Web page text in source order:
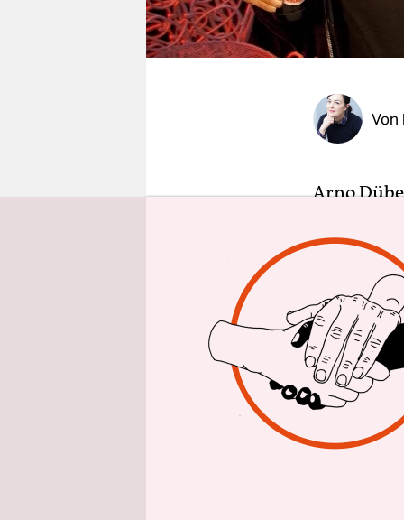
unterstützen
abo
Von
Arno
vor gut 20
wurde,
IV-
Ach, was
Mitte
Economy
haben
Anhieb